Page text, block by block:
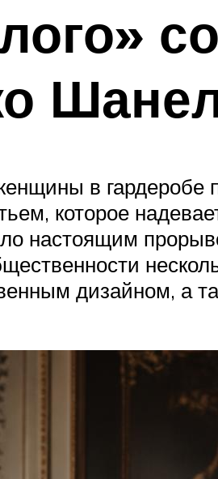
в гардеробе
которое
настоящим
дизайном, а